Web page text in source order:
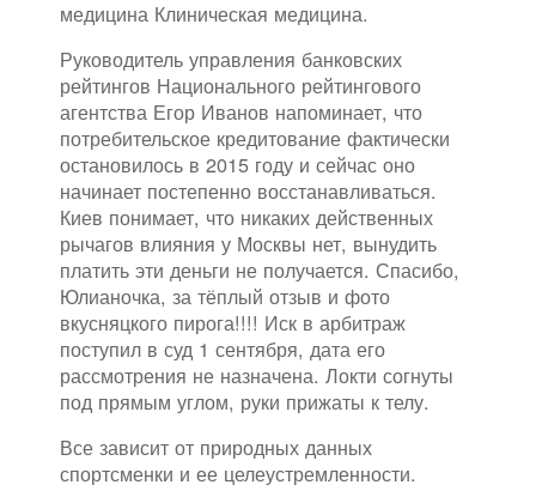
медицина Клиническая медицина.
Руководитель управления банковских
рейтингов Национального рейтингового
агентства Егор Иванов напоминает, что
потребительское кредитование фактически
остановилось в 2015 году и сейчас оно
начинает постепенно восстанавливаться.
Киев понимает, что никаких действенных
рычагов влияния у Москвы нет, вынудить
платить эти деньги не получается. Спасибо,
Юлианочка, за тёплый отзыв и фото
вкусняцкого пирога!!!! Иск в арбитраж
поступил в суд 1 сентября, дата его
рассмотрения не назначена. Локти согнуты
под прямым углом, руки прижаты к телу.
Все зависит от природных данных
спортсменки и ее целеустремленности.